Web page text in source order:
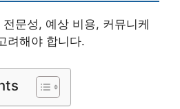
문성, 예상 비용, 커뮤니케
려해야 합니다.